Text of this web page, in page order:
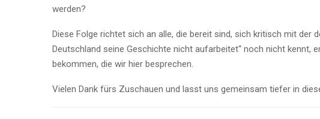
werden?
Diese Folge richtet sich an alle, die bereit sind, sich kritisch mit der
Deutschland seine Geschichte nicht aufarbeitet“ noch nicht kennt,
bekommen, die wir hier besprechen.
Vielen Dank fürs Zuschauen und lasst uns gemeinsam tiefer in